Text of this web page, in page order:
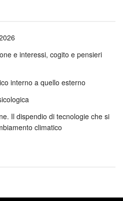
e interessi, cogito e pensieri
interno a quello esterno
Il dispendio di tecnologie che si
climatico